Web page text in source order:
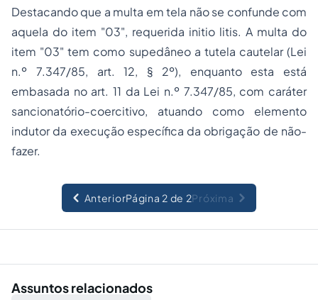
Destacando que a multa em tela não se confunde com
aquela do item "03", requerida initio litis. A multa do
item "03" tem como supedâneo a tutela cautelar (Lei
n.º 7.347/85, art. 12, § 2º), enquanto esta está
embasada no art. 11 da Lei n.º 7.347/85, com caráter
sancionatório-coercitivo, atuando como elemento
indutor da execução específica da obrigação de não-
fazer.
AnteriorPágina 2 de 2Próxima
Assuntos relacionados